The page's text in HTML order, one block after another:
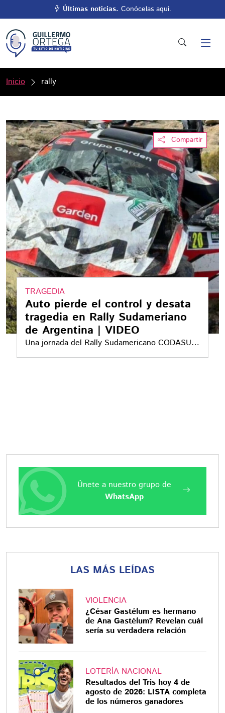
Últimas noticias. Conócelas aquí.
Inicio rally
Compartir
TRAGEDIA
Auto pierde el control y desata
tragedia en Rally Sudameriano
de Argentina | VIDEO
Una jornada del Rally Sudamericano CODASUR
terminó en tragedia en Córdoba, luego de que
Únete a nuestro grupo de
WhatsApp
LAS MÁS LEÍDAS
VIOLENCIA
¿César Gastélum es hermano
de Ana Gastélum? Revelan cuál
sería su verdadera relación
LOTERÍA NACIONAL
Resultados del Tris hoy 4 de
agosto de 2026: LISTA completa
de los números ganadores